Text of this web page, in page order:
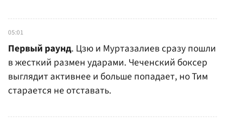
05:01
Первый раунд. Цзю и Муртазалиев сразу пошли
в жесткий размен ударами. Чеченский боксер
выглядит активнее и больше попадает, но Тим
старается не отставать.